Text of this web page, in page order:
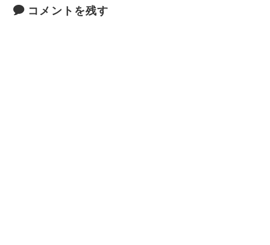
コメントを残す